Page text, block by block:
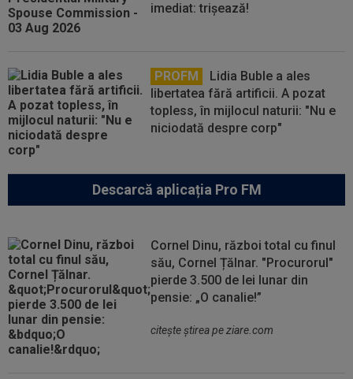
imediat: trișează!
PROFM
Lidia Buble a ales
libertatea fără artificii. A pozat
topless, în mijlocul naturii: "Nu e
niciodată despre corp"
Descarcă aplicația Pro FM
Cornel Dinu, război total cu finul
său, Cornel Țălnar. "Procurorul"
pierde 3.500 de lei lunar din
pensie: „O canalie!”
citeşte ştirea pe ziare.com